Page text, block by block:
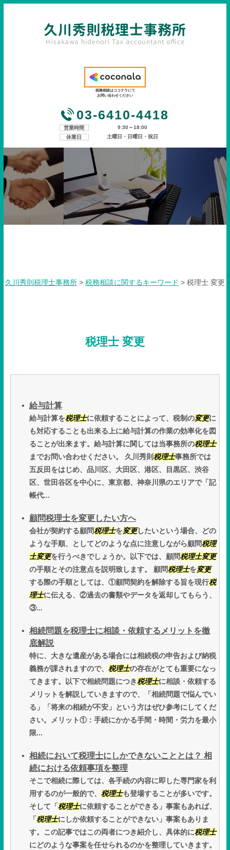
税務相談はココナラにて
お問い合わせください
03-6410-4418
営業時間
9:30～18:00
休業日
土曜日・日曜日・祝日
久川秀則税理士事務所 > 税務相談に関するキーワード > 税理士 変更
税理士 変更
給与計算
給与計算を税理士に依頼することによって、税制の変更に
も対応することも出来る上に給与計算の作業の効率化を図
ることが出来ます。給与計算に関しては当事務所の税理士
までお問い合わせください。 久川秀則税理士事務所では
五反田をはじめ、品川区、大田区、港区、目黒区、渋谷
区、世田谷区を中心に、東京都、神奈川県のエリアで「記
帳代...
顧問税理士を変更したい方へ
会社が契約する顧問税理士を変更したいという場合、どの
ような手順、としてどのような点に注意しながら顧問税理
士変更を行うべきでしょうか。以下では、顧問税理士変更
の手順とその注意点を説明致します。 顧問税理士を変更
する際の手順としては、①顧問契約を解除する旨を現行税
理士に伝える、②過去の書類やデータを返却してもらう、
③...
相続問題を税理士に相談・依頼するメリットを徹
底解説
特に、大きな遺産がある場合には相続税の申告および納税
義務が課されますので、 税理士の存在がとても重要になっ
てきます。以下で相続問題につき税理士に相談・依頼する
メリットを解説していきますので、「相続問題で悩んでい
る」「将来の相続が不安」という方はぜひ参考にしてくだ
さい。メリット①：手続にかかる手間・時間・労力を最小
限...
相続において税理士にしかできないこととは？ 相
続における依頼事項を整理
そこで相続に際しては、各手続の内容に即した専門家を利
用するのが一般的で、 税理士も登場することが多いです。
そして「 税理士に依頼することができる」事案もあれば、
「 税理士にしか依頼することができない」事案もありま
す。この記事ではこの両者につき紹介し、具体的に税理士
にどのような事案を任せられるのかを整理していきます。